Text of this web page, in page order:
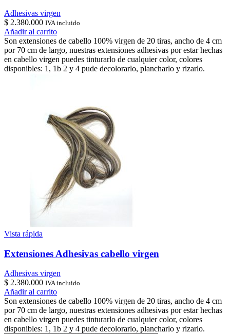
Adhesivas virgen
$ 2.380.000 IVA incluido
Añadir al carrito
Son extensiones de cabello 100% virgen de 20 tiras, ancho de 4 cm
por 70 cm de largo, nuestras extensiones adhesivas por estar hechas
en cabello virgen puedes tinturarlo de cualquier color, colores
disponibles: 1, 1b 2 y 4 pude decolorarlo, plancharlo y rizarlo.
Vista rápida
Extensiones Adhesivas cabello virgen
Adhesivas virgen
$ 2.380.000 IVA incluido
Añadir al carrito
Son extensiones de cabello 100% virgen de 20 tiras, ancho de 4 cm
por 70 cm de largo, nuestras extensiones adhesivas por estar hechas
en cabello virgen puedes tinturarlo de cualquier color, colores
disponibles: 1, 1b 2 y 4 pude decolorarlo, plancharlo y rizarlo.